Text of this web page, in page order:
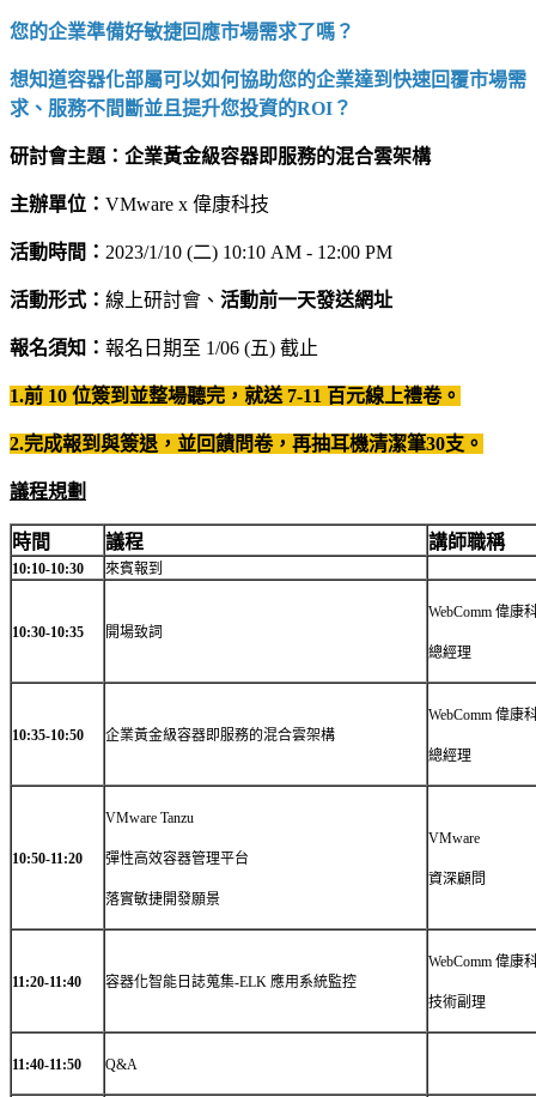
您的企業準備好敏捷回應市場需求了嗎？
想知道容器化部屬可以如何協助您的企業達到快速回覆市場需
求、服務不間斷並且提升您投資的ROI？
研討會主題：企業黃金級容器即服務的混合雲架構
主辦單位： VMware x 偉康科技
活動時間： 2023/1/10 (二) 10:10 AM - 12:00 PM
活動形式： 線上研討會、 活動前一天發送網址
報名須知： 報名日期至 1/06 (五) 截止
1.前 10 位簽到並整場聽完，就送 7-11 百元線上禮卷。
2.完成報到與簽退，並回饋問卷，再抽耳機清潔筆30支。
議程規劃
時間 議程 講師職稱
10:10-10:30 來賓報到
10:30-10:35 開場致詞
WebComm 偉康
總經理
10:35-10:50 企業黃金級容器即服務的混合雲架構
WebComm 偉康
總經理
10:50-11:20
VMware Tanzu
彈性高效容器管理平台
落實敏捷開發願景
VMware
資深顧問
11:20-11:40 容器化智能日誌蒐集-ELK 應用系統監控
WebComm 偉康
技術副理
11:40-11:50 Q&A